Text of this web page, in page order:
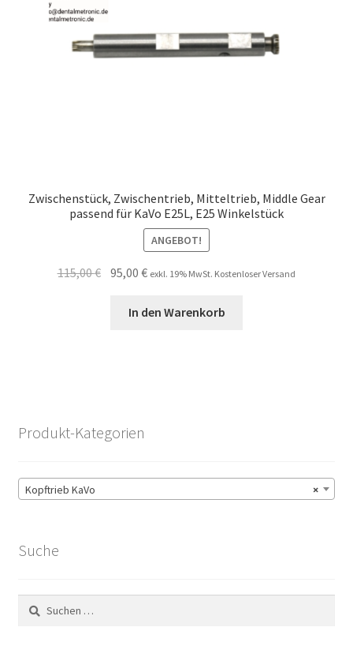
Zwischenstück, Zwischentrieb, Mitteltrieb, Middle Gear
passend für KaVo E25L, E25 Winkelstück
ANGEBOT!
115,00€ Ursprünglicher
95,00€Aktueller
ist:
exkl. 19% MwSt. Kostenloser Versand
In den Warenkorb
Produkt-Kategorien
×
Kopftrieb KaVo
Suche
Suchen
nach: